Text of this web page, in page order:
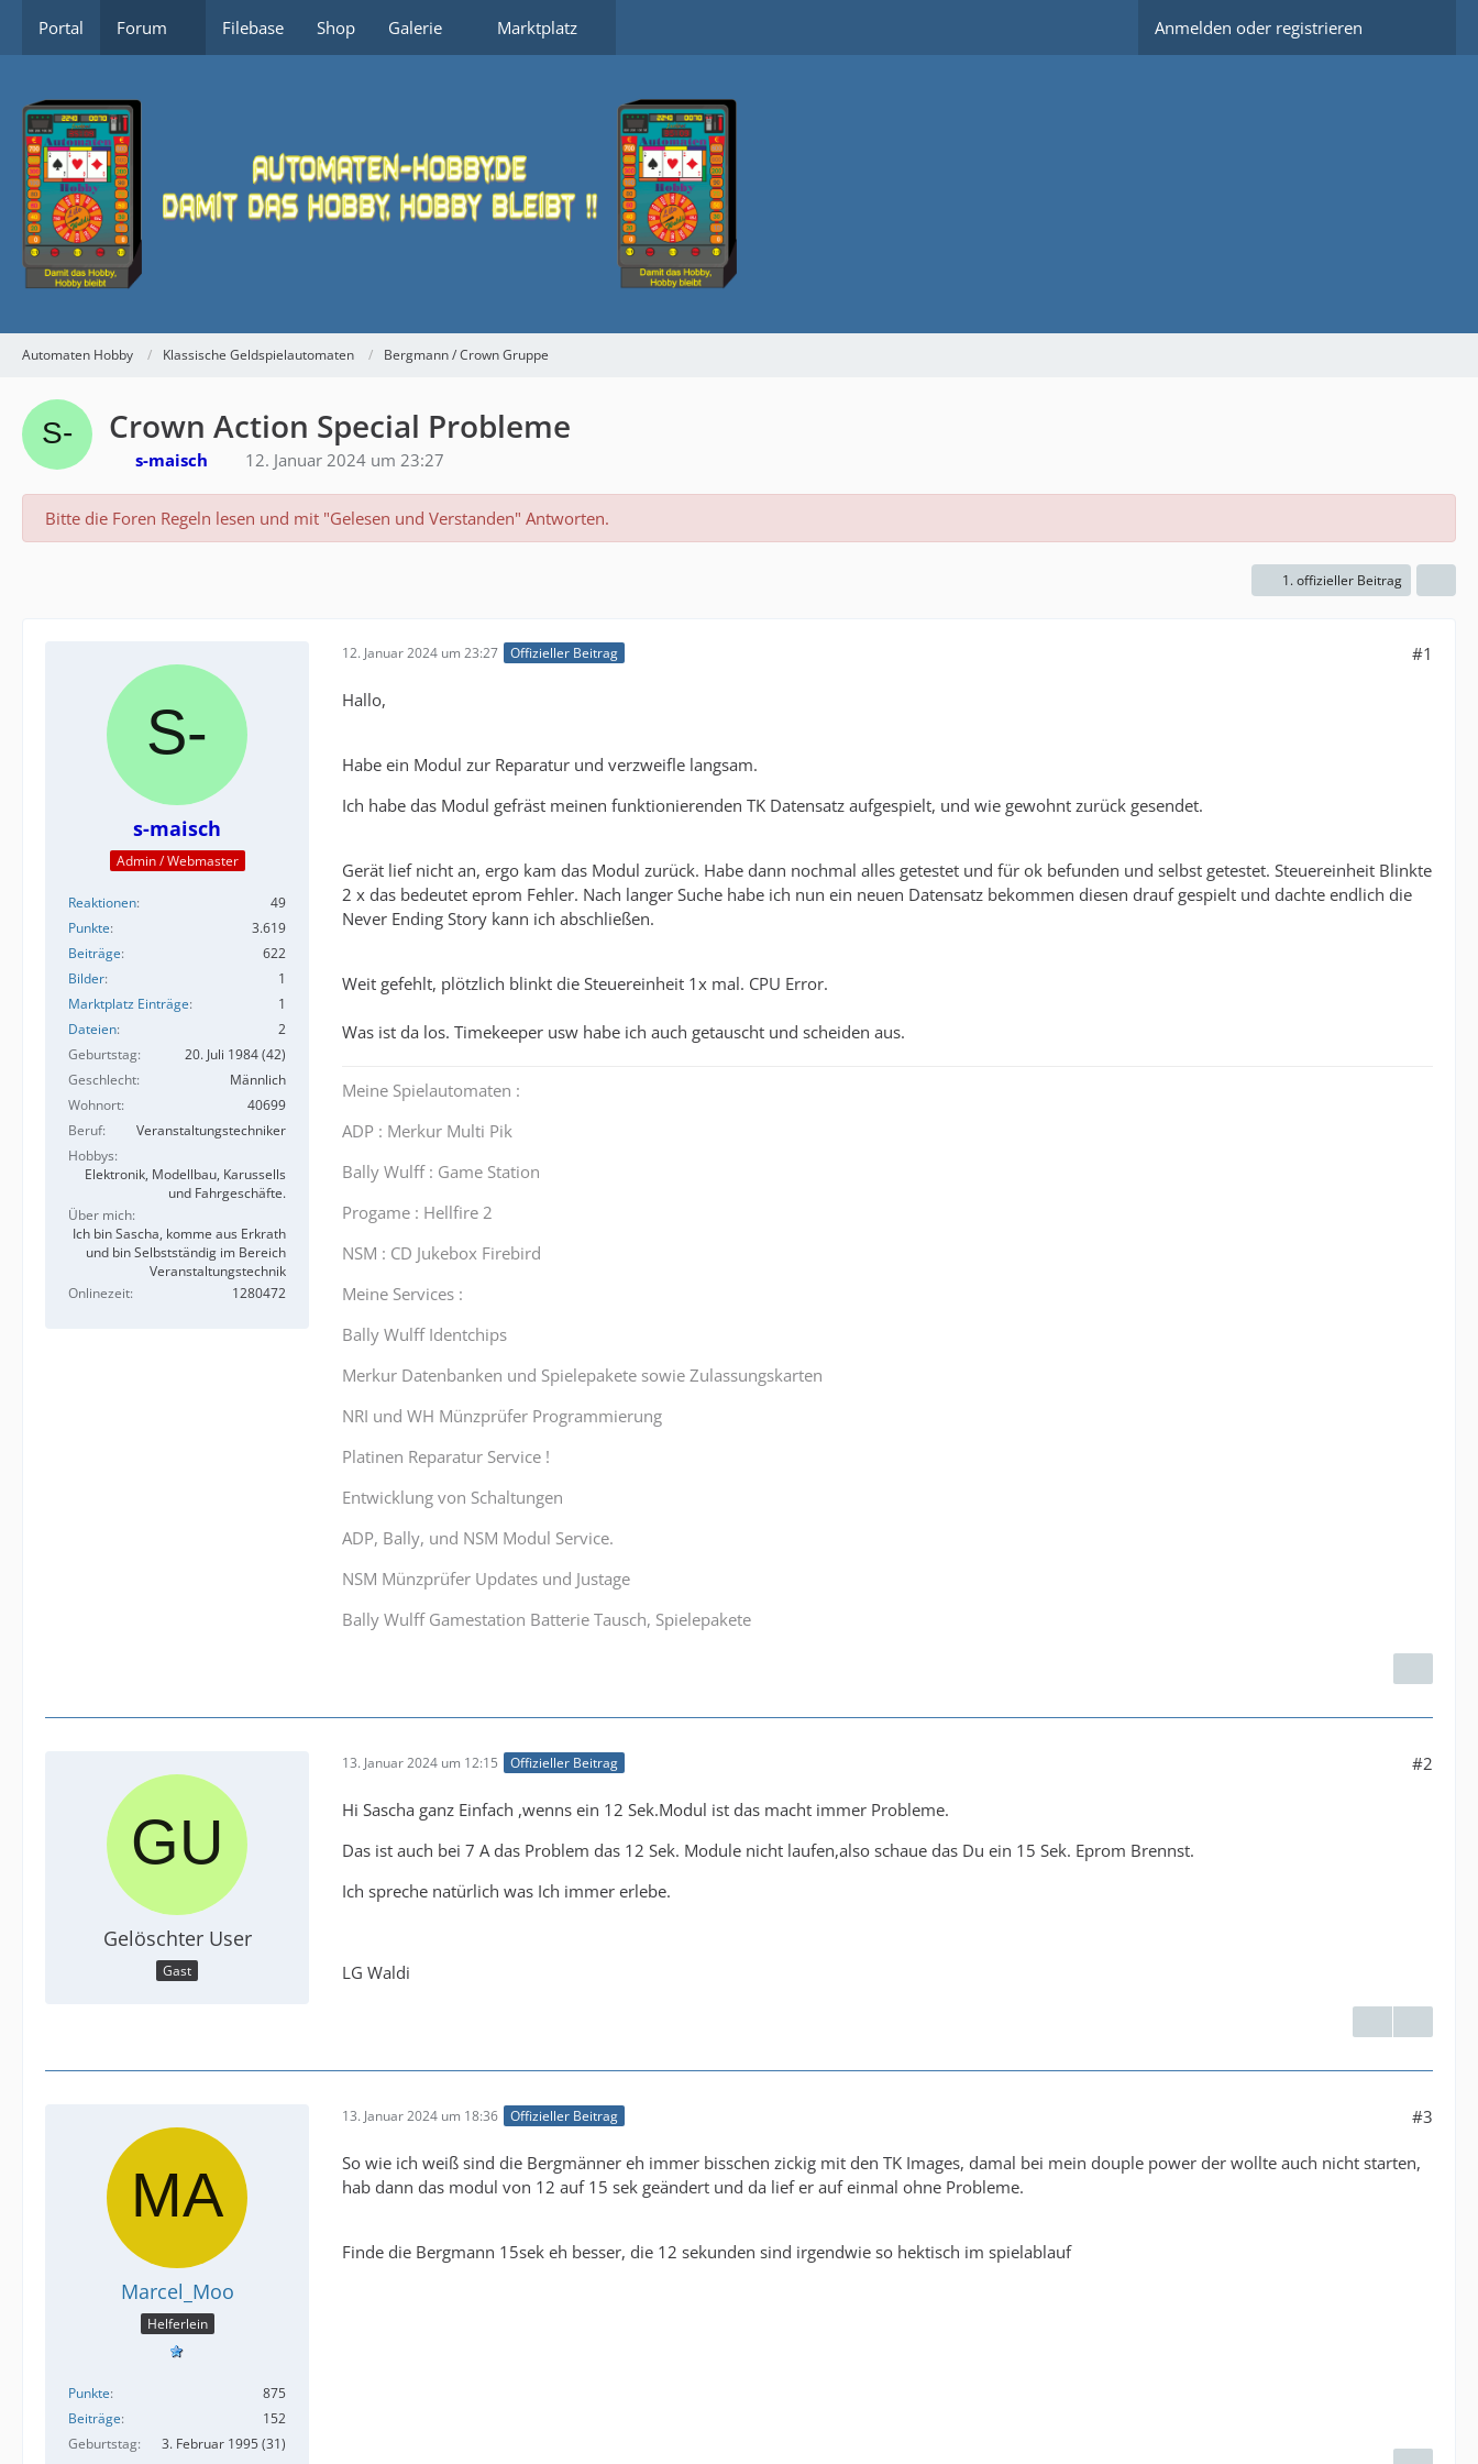
Portal Forum Filebase Shop Galerie Marktplatz Anmelden oder registrieren
Automaten Hobby Klassische Geldspielautomaten Bergmann / Crown Gruppe
Crown Action Special Probleme
s-maisch 12. Januar 2024 um 23:27
Bitte die Foren Regeln lesen und mit "Gelesen und Verstanden" Antworten.
1. offizieller Beitrag
s-maisch
Admin / Webmaster
Reaktionen
49
Punkte
3.619
Beiträge
622
Bilder
1
Marktplatz Einträge
1
Dateien
2
Geburtstag
20. Juli 1984 (42)
Geschlecht
Männlich
Wohnort
40699
Beruf
Veranstaltungstechniker
Hobbys
Elektronik, Modellbau, Karussells
und Fahrgeschäfte.
Über mich
Ich bin Sascha, komme aus Erkrath
und bin Selbstständig im Bereich
Veranstaltungstechnik
Onlinezeit
1280472
12. Januar 2024 um 23:27 Offizieller Beitrag #1
Hallo,
Habe ein Modul zur Reparatur und verzweifle langsam.
Ich habe das Modul gefräst meinen funktionierenden TK Datensatz aufgespielt, und wie gewohnt zurück gesendet.
Gerät lief nicht an, ergo kam das Modul zurück. Habe dann nochmal alles getestet und für ok befunden und selbst getestet. Steuereinheit Blinkte
2 x das bedeutet eprom Fehler. Nach langer Suche habe ich nun ein neuen Datensatz bekommen diesen drauf gespielt und dachte endlich die
Never Ending Story kann ich abschließen.
Weit gefehlt, plötzlich blinkt die Steuereinheit 1x mal. CPU Error.
Was ist da los. Timekeeper usw habe ich auch getauscht und scheiden aus.
Meine Spielautomaten :
ADP : Merkur Multi Pik
Bally Wulff : Game Station
Progame : Hellfire 2
NSM : CD Jukebox Firebird
Meine Services :
Bally Wulff Identchips
Merkur Datenbanken und Spielepakete sowie Zulassungskarten
NRI und WH Münzprüfer Programmierung
Platinen Reparatur Service !
Entwicklung von Schaltungen
ADP, Bally, und NSM Modul Service.
NSM Münzprüfer Updates und Justage
Bally Wulff Gamestation Batterie Tausch, Spielepakete
Gelöschter User
Gast
13. Januar 2024 um 12:15 Offizieller Beitrag #2
Hi Sascha ganz Einfach ,wenns ein 12 Sek.Modul ist das macht immer Probleme.
Das ist auch bei 7 A das Problem das 12 Sek. Module nicht laufen,also schaue das Du ein 15 Sek. Eprom Brennst.
Ich spreche natürlich was Ich immer erlebe.
LG Waldi
Marcel_Moo
Helferlein
Punkte
875
Beiträge
152
Geburtstag
3. Februar 1995 (31)
13. Januar 2024 um 18:36 Offizieller Beitrag #3
So wie ich weiß sind die Bergmänner eh immer bisschen zickig mit den TK Images, damal bei mein douple power der wollte auch nicht starten,
hab dann das modul von 12 auf 15 sek geändert und da lief er auf einmal ohne Probleme.
Finde die Bergmann 15sek eh besser, die 12 sekunden sind irgendwie so hektisch im spielablauf